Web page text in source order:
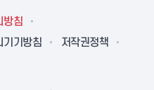
방침
기기방침
저작권정책